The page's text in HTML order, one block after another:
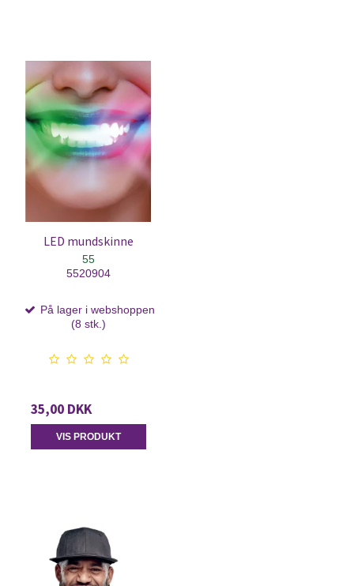
LED mundskinne
55
5520904
På lager i webshoppen
(8 stk.)
35,00 DKK
VIS PRODUKT